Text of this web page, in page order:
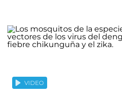
VIDEO